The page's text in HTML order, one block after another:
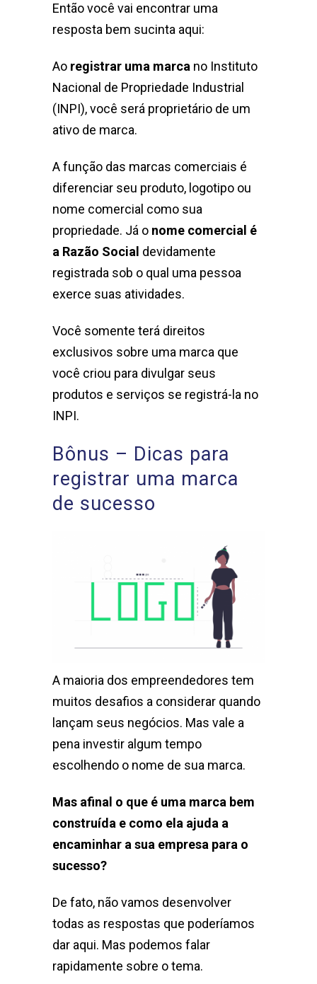
Então você vai encontrar uma
resposta bem sucinta aqui:
Ao registrar uma marca no Instituto
Nacional de Propriedade Industrial
(INPI), você será proprietário de um
ativo de marca.
A função das marcas comerciais é
diferenciar seu produto, logotipo ou
nome comercial como sua
propriedade. Já o nome comercial é
a Razão Social devidamente
registrada sob o qual uma pessoa
exerce suas atividades.
Você somente terá direitos
exclusivos sobre uma marca que
você criou para divulgar seus
produtos e serviços se registrá-la no
INPI.
Bônus – Dicas para
registrar uma marca
de sucesso
A maioria dos empreendedores tem
muitos desafios a considerar quando
lançam seus negócios. Mas vale a
pena investir algum tempo
escolhendo o nome de sua marca.
Mas afinal o que é uma marca bem
construída e como ela ajuda a
encaminhar a sua empresa para o
sucesso?
De fato, não vamos desenvolver
todas as respostas que poderíamos
dar aqui. Mas podemos falar
rapidamente sobre o tema.